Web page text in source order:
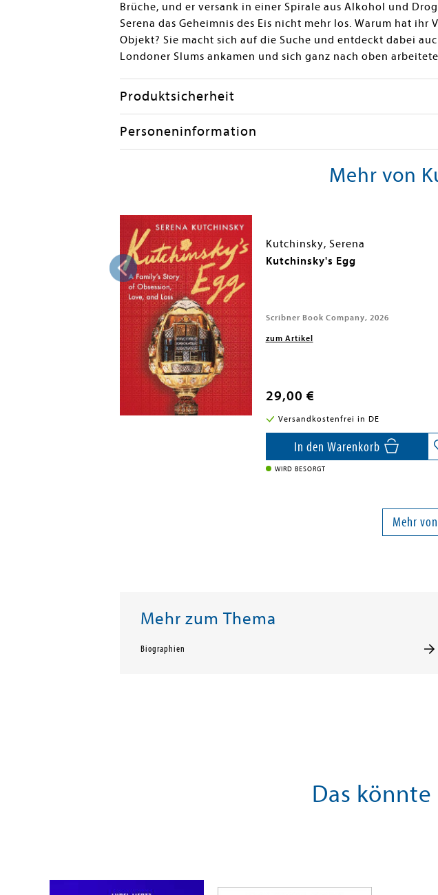
Brüche, und er versank in einer Spirale aus Alkohol und
Serena das Geheimnis des Eis nicht mehr los. Warum hat
Objekt? Sie macht sich auf die Suche und entdeckt dabei
Londoner Slums ankamen und sich ganz nach oben
Produktsicherheit
Personeninformation
Mehr von
Kutchinsky, Serena
Kutchinsky's Egg
Scribner Book Company, 2026
zum Artikel
29,00 €
Versandkostenfrei in DE
In den Warenkorb
WIRD BESORGT
Mehr
Mehr zum Thema
Biographien
Das